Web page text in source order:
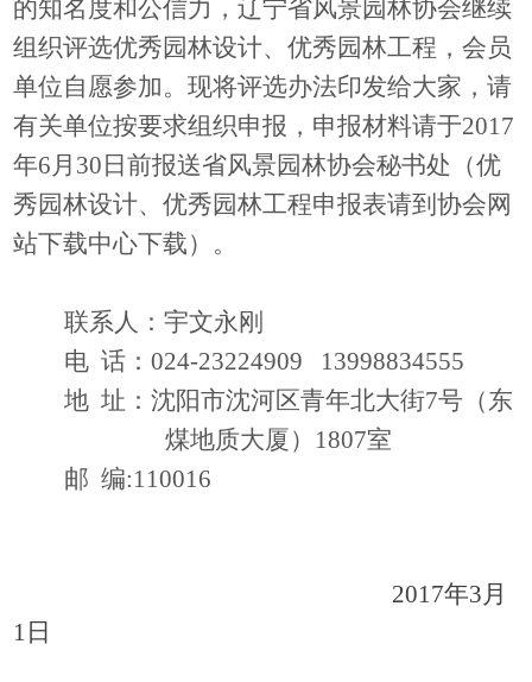
的知名度和公信力，辽宁省风景园林协会继续
组织评选优秀园林设计、优秀园林工程，会员
单位自愿参加。现将评选办法印发给大家，请
有关单位按要求组织申报，申报材料请于2017
年6 月 30 日前报送省风景园林协会秘书处（优
秀园林设计、优秀园林工程申报表请到协会网
站下载中心下载）。
联系人：宇文永刚
电 话： 024-23224909
13998834555
地 址：沈阳市沈河区青年北大街7号（东
煤地质大厦） 1807室
邮 编:110016
2017年3 月
1 日